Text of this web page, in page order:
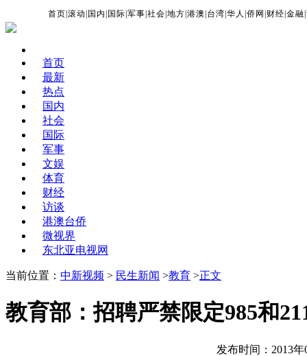
首页 |滚动 国内 国际 |军事 |社会 |地方 |港澳 台湾 |华人 |侨网 财经 |金融 |
首页
最新
热点
国内
社会
国际
军事
文娱
体育
财经
访谈
港澳台侨
微视界
东北亚电视网
当前位置： 中新视频 > 民生新闻 >教育 >正文
教育部：招聘严禁限定985和
发布时间：2013年